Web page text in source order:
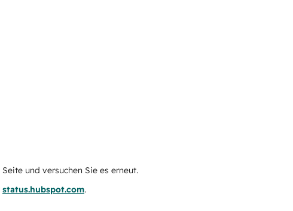
und versuchen Sie es erneut.
status.hubspot.com.